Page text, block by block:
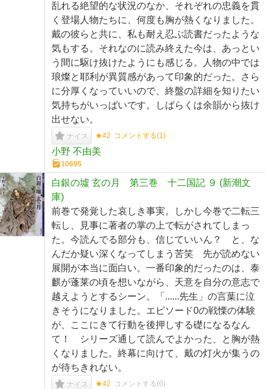
乱れる絶望的な状況のなか、それぞれの忠義を貫
く登場人物たちに、何度も胸が熱くなりました。
戴の彼らと共に、私も耐え忍ぶ読書だったような
気もする。それなのに読み終えた今は、あっとい
う間に駆け抜けたようにも感じる。人物の中では
琅燦と耶利が異質感があって印象的だった。さら
に分厚くなっていいので、終盤の詳細を知りたい
気持ちがいっぱいです。しばらくは余韻から抜け
出せない。
ナイス ★42 コメントする(1)
小野 不由美
10695
白銀の墟 玄の月 第三巻 十二国記 ９ (新潮文
庫)
前巻で発覚した哀しき事実。しかし今巻で二転三
転し、見事に著者の掌の上で転がされてしまっ
た。今読んでる部分も、信じていいん？ と、な
んだか疑い深くなってしまう苦笑 先が読めない
展開が本当に面白い。一番印象的だったのは、泰
麒が蓬莱の頃を想いながら、天意を自分の意志で
越えようとするシーン。「......先生」の言葉に泣
きそうになりました。エピソード0の戦慄の体験
が、ここにきて行動を後押しする礎になるなん
て！ シリーズ通して読んでよかった、と胸が熱
くなりました。終幕に向けて、戴の灯火が集うの
が待ちきれない。
ナイス ★42 コメントする(0)